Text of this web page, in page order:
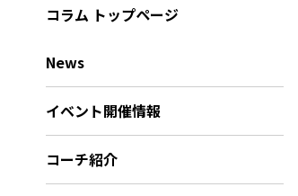
コラム トップページ
News
イベント開催情報
コーチ紹介